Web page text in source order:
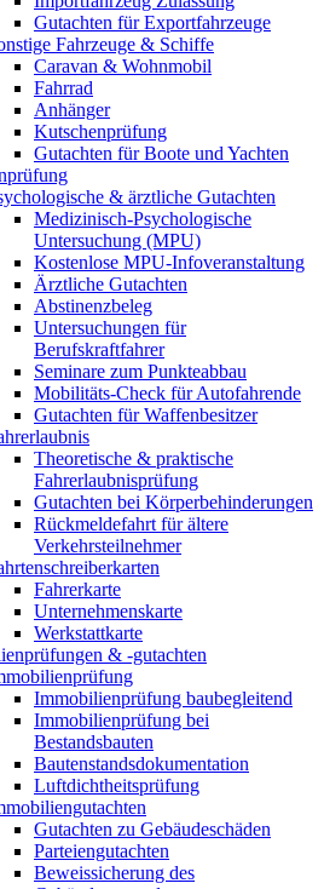
Gutachten für Exportfahrzeuge
Fahrzeuge & Schiffe
Caravan & Wohnmobil
Fahrrad
Anhänger
Kutschenprüfung
Gutachten für Boote und Yachten
& ärztliche Gutachten
Medizinisch-Psychologische
Untersuchung (MPU)
Kostenlose MPU-Infoveranstaltung
Ärztliche Gutachten
Abstinenzbeleg
Untersuchungen für
Berufskraftfahrer
Seminare zum Punkteabbau
Mobilitäts-Check für Autofahrende
Gutachten für Waffenbesitzer
Theoretische & praktische
Fahrerlaubnisprüfung
Gutachten bei Körperbehinderungen
Rückmeldefahrt für ältere
Verkehrsteilnehmer
Fahrerkarte
Unternehmenskarte
Werkstattkarte
& -gutachten
Immobilienprüfung baubegleitend
Immobilienprüfung bei
Bestandsbauten
Bautenstandsdokumentation
Luftdichtheitsprüfung
Gutachten zu Gebäudeschäden
Parteiengutachten
Beweissicherung des